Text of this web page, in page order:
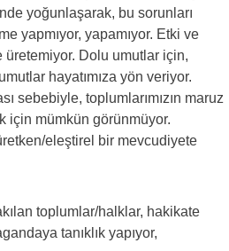
yoğunlaşarak, bu sorunları
yapmıyor, yapamıyor. Etki ve
üretemiyor. Dolu umutlar için,
hayatımıza yön veriyor.
sebebiyle, toplumlarımızın maruz
için mümkün görünmüyor.
eleştirel bir mevcudiyete
toplumlar/halklar, hakikate
tanıklık yapıyor,